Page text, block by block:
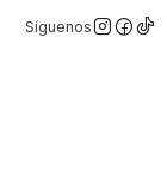
Síguenos